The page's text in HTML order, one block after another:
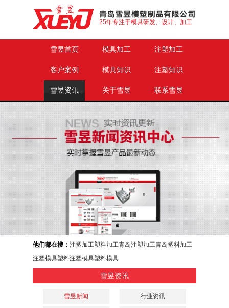
25年专注于模具研发、设计、加工
雪昱首页 模具加工 注塑加工
客户案例 模具知识 注塑知识
雪昱资讯 关于雪昱 联系雪昱
他们都在搜： 注塑加工塑料加工青岛注塑加工青岛塑料加工
注塑模具塑料注塑模具塑料模具
雪昱资讯
雪昱新闻 行业资讯